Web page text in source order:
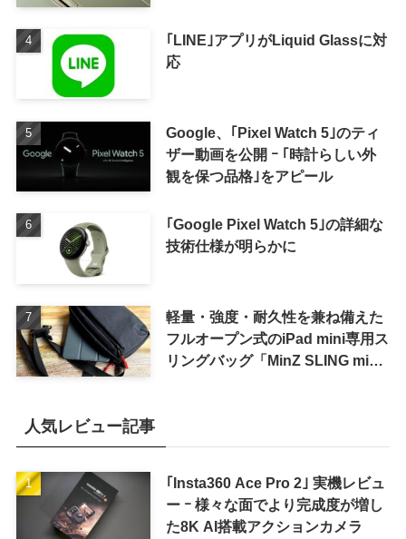
｢LINE｣アプリがLiquid Glassに対
応
Google、｢Pixel Watch 5｣のティ
ザー動画を公開 ｰ ｢時計らしい外
観を保つ品格｣をアピール
｢Google Pixel Watch 5｣の詳細な
技術仕様が明らかに
軽量・強度・耐久性を兼ね備えた
フルオープン式のiPad mini専用ス
リングバッグ「MinZ SLING mini
人気レビュー記事
｢Insta360 Ace Pro 2｣ 実機レビュ
ー ｰ 様々な面でより完成度が増し
た8K AI搭載アクションカメラ